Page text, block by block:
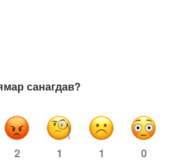
санагдав?
2 1 1 0